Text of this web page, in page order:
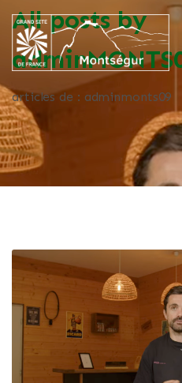
All posts by
articles de : adminmonts09